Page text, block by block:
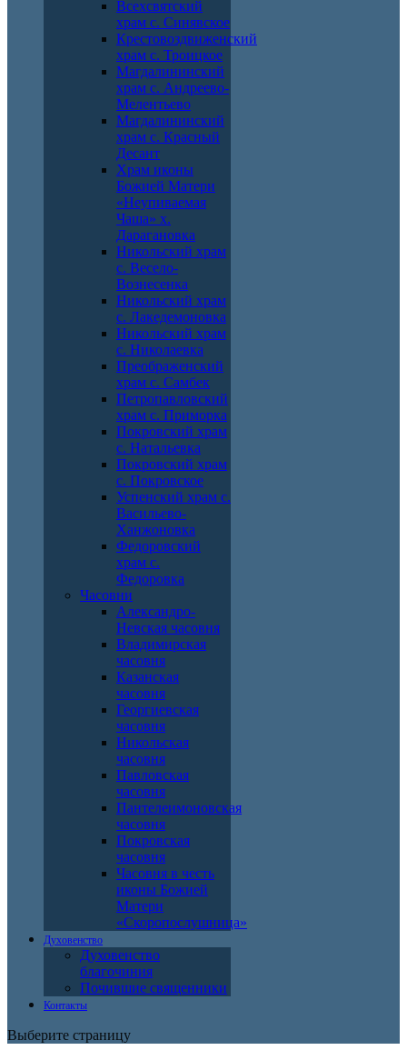
Всехсвятский
храм с. Синявское
Крестовоздвиженский
храм с. Троицкое
Магдалининский
храм с. Андреево-
Мелентьево
Магдалининский
храм с. Красный
Десант
Храм иконы
Божией Матери
«Неупиваемая
Чаша» х.
Дарагановка
Никольский храм
с. Весело-
Вознесенка
Никольский храм
с. Лакедемоновка
Никольский храм
с. Николаевка
Преображенский
храм с. Самбек
Петропавловский
храм с. Приморка
Покровский храм
с. Натальевка
Покровский храм
с. Покровское
Успенский храм с.
Васильево-
Ханжоновка
Федоровский
храм с.
Федоровка
Часовни
Александро-
Невская часовня
Владимирская
часовня
Казанская
часовня
Георгиевская
часовня
Никольская
часовня
Павловская
часовня
Пантелеимоновская
часовня
Покровская
часовня
Часовня в честь
иконы Божией
Матери
«Скоропослушница»
Духовенство
Духовенство
благочиния
Почившие священники
Контакты
Выберите страницу